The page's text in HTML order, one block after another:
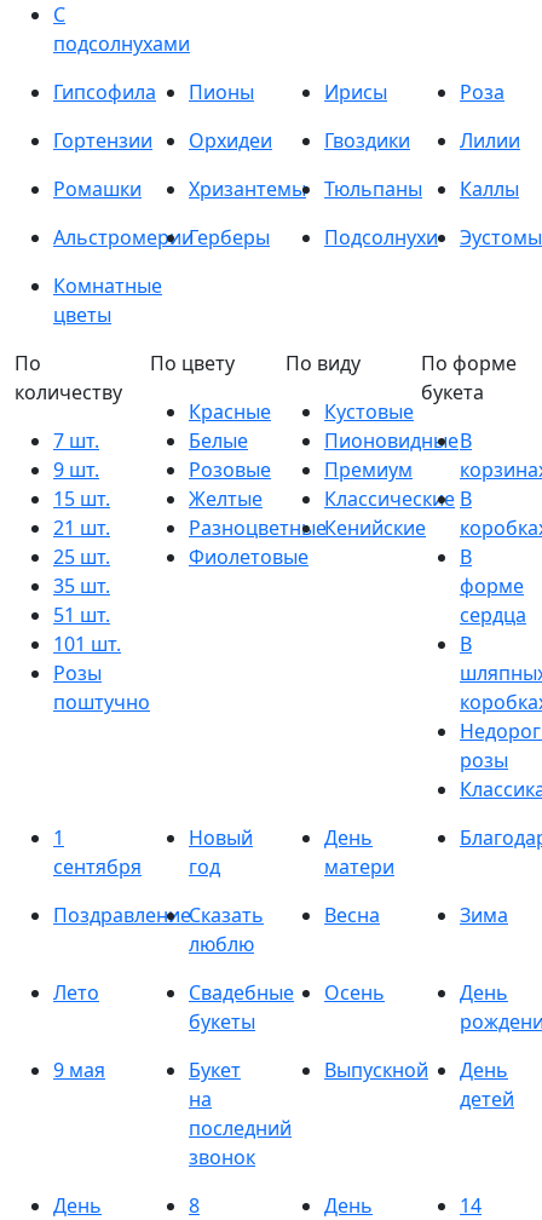
С
подсолнухами
Гипсофила Пионы Ирисы
Роза
Гортензии
Орхидеи Гвоздики
Лилии
Ромашки
Хризантемы Тюльпаны
Каллы
АльстромерииГерберы Подсолнухи
Эустомы
Комнатные
цветы
По
количеству
7 шт.
9 шт.
15 шт.
21 шт.
25 шт.
35 шт.
51 шт.
101 шт.
Розы
поштучно
По цвету
Красные
Белые
Розовые
Желтые
Разноцветные
Фиолетовые
По виду
Кустовые
Пионовидные
Премиум
Классические
Кенийские
По форме
букета
В
В
В
форме
сердца
В
розы
1
сентября
Новый
год
День
матери
ПоздравлениеСказать
люблю
Весна Зима
Лето
Свадебные
букеты
Осень
День
9 мая
Букет
на
последний
звонок
Выпускной
День
детей
День
8
День
14